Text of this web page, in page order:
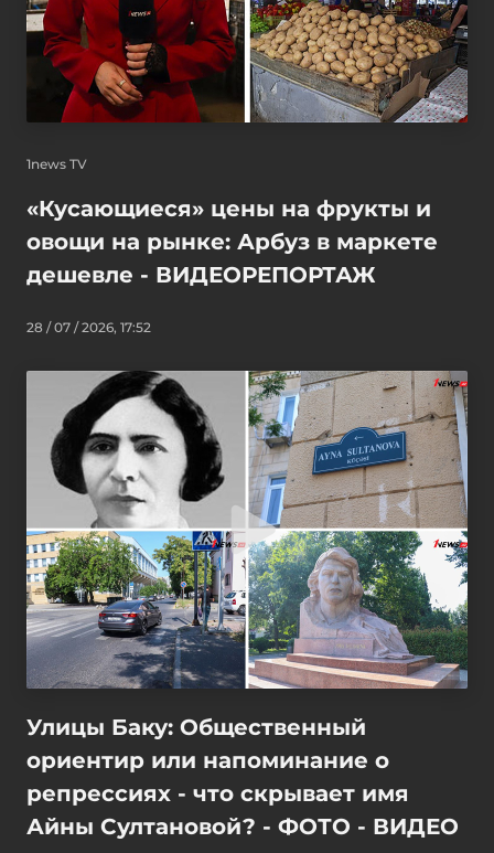
1news TV
«Кусающиеся» цены на фрукты и
овощи на рынке: Арбуз в маркете
дешевле - ВИДЕОРЕПОРТАЖ
28 / 07 / 2026, 17:52
Улицы Баку: Общественный
ориентир или напоминание о
репрессиях - что скрывает имя
Айны Султановой? - ФОТО - ВИДЕО